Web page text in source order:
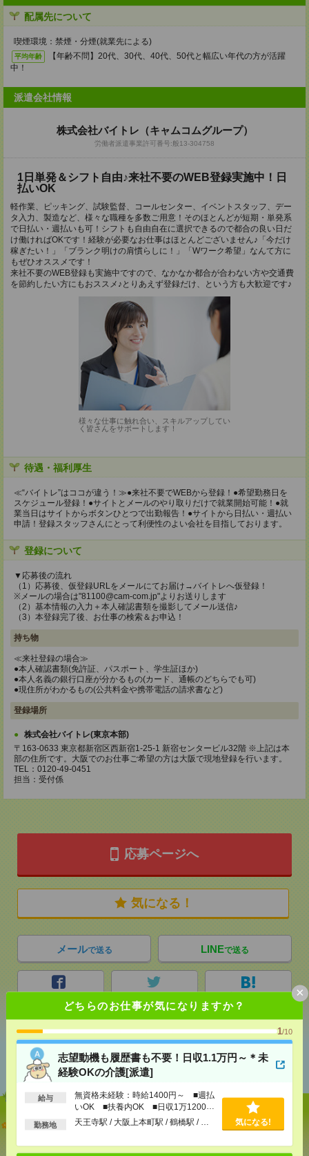
どちらのお仕事が気になりますか？
1/10
志望動機も履歴書も不要！日収1.1万円～＊未
経験OKの介護[派遣]
給与
無資格未経験：時給1400円～ ■週払
いOK ■扶養内OK ■日収1万1200円
以上
勤務地 天王寺駅 / 大阪上本町駅 / 鶴橋駅 / … 気になる!
×
配属先について
喫煙環境：禁煙・分煙(就業先による)
平均年齢
【年齢不問】20代、30代、40代、50代と幅広い年代の方が活躍
中！
派遣会社情報
株式会社バイトレ（キャムコムグループ）
労働者派遣事業許可番号:般13-304758
1日単発＆シフト自由♪来社不要のWEB登録実施中！日
払いOK
軽作業、ピッキング、試験監督、コールセンター、イベントスタッフ、デー
タ入力、製造など、様々な職種を多数ご用意！そのほとんどが短期・単発系
で日払い・週払いも可！シフトも自由自在に選択できるので都合の良い日だ
け働ければOKです！経験が必要なお仕事はほとんどございません♪「今だけ
稼ぎたい！」「ブランク明けの肩慣らしに！」「Wワーク希望」なんて方に
もぜひオススメです！
来社不要のWEB登録も実施中ですので、なかなか都合が合わない方や交通費
を節約したい方にもおススメ♪とりあえず登録だけ、という方も大歓迎です♪
様々な仕事に触れ合い、スキルアップしてい
く皆さんをサポートします！
待遇・福利厚生
≪“バイトレ”はココが違う！≫●来社不要でWEBから登録！●希望勤務日を
スケジュール登録！●サイトとメールのやり取りだけで就業開始可能！●就
業当日はサイトからボタンひとつで出勤報告！●サイトから日払い・週払い
申請！登録スタッフさんにとって利便性のよい会社を目指しております。
登録について
▼応募後の流れ
（1）応募後、仮登録URLをメールにてお届け→バイトレへ仮登録！
※メールの場合は"81100@cam-com.jp"よりお送りします
（2）基本情報の入力＋本人確認書類を撮影してメール送信♪
（3）本登録完了後、お仕事の検索＆お申込！
持ち物
≪来社登録の場合≫
●本人確認書類(免許証、パスポート、学生証ほか)
●本人名義の銀行口座が分かるもの(カード、通帳のどちらでも可)
●現住所がわかるもの(公共料金や携帯電話の請求書など)
登録場所
株式会社バイトレ(東京本部)
〒163-0633 東京都新宿区西新宿1-25-1 新宿センタービル32階 ※上記は本
部の住所です。大阪でのお仕事ご希望の方は大阪で現地登録を行います。
TEL：0120-49-0451
担当：受付係
応募ページへ
気になる！
メールで送る LINEで送る
あなたの閲覧履歴からの
おすすめ
志望動機も履歴書も不要！日収1.1万円～＊未経験OK